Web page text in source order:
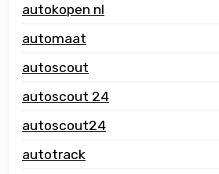
autokopen nl
automaat
autoscout
autoscout 24
autoscout24
autotrack